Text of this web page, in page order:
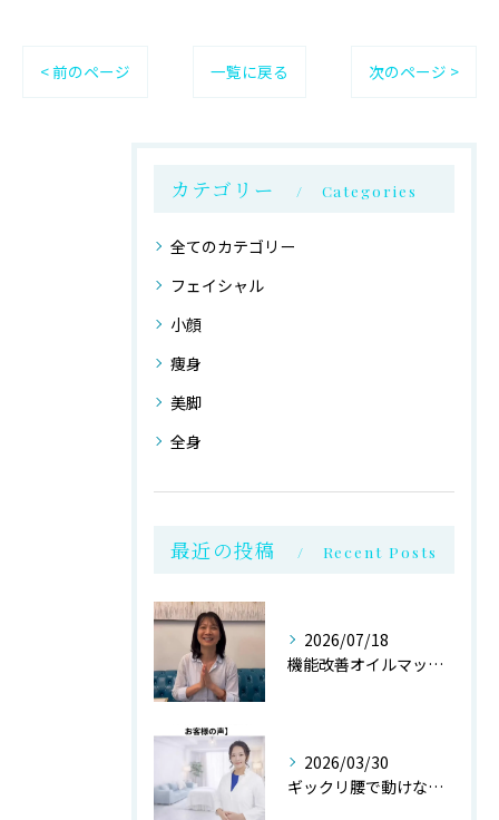
< 前のページ 一覧に戻る 次のページ >
カテゴリー Categories
全てのカテゴリー
フェイシャル
小顔
痩身
美脚
全身
最近の投稿 Recent Posts
2026/07/18
機能改善オイルマッサージ@銀座
2026/03/30
ギックリ腰で動けない状態からご来店されたお客様より